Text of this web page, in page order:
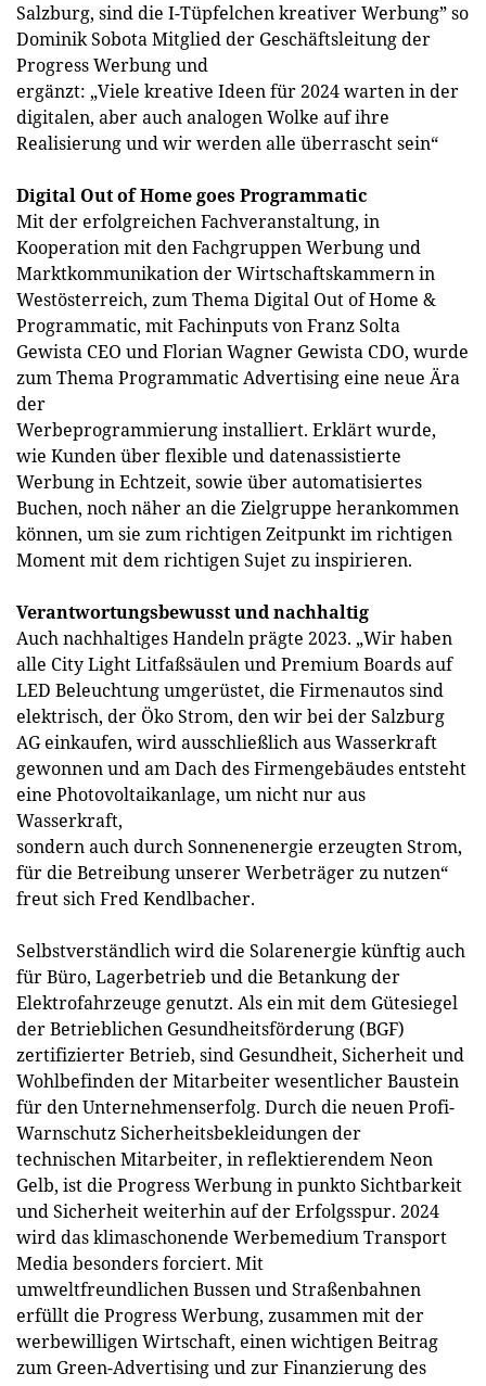
Salzburg, sind die I-Tüpfelchen kreativer Werbung” so
Dominik Sobota Mitglied der Geschäftsleitung der
Progress Werbung und
ergänzt: „Viele kreative Ideen für 2024 warten in der
digitalen, aber auch analogen Wolke auf ihre
Realisierung und wir werden alle überrascht sein“
Digital Out of Home goes Programmatic
Mit der erfolgreichen Fachveranstaltung, in
Kooperation mit den Fachgruppen Werbung und
Marktkommunikation der Wirtschaftskammern in
Westösterreich, zum Thema Digital Out of Home &
Programmatic, mit Fachinputs von Franz Solta
Gewista CEO und Florian Wagner Gewista CDO, wurde
zum Thema Programmatic Advertising eine neue Ära
der
Werbeprogrammierung installiert. Erklärt wurde,
wie Kunden über flexible und datenassistierte
Werbung in Echtzeit, sowie über automatisiertes
Buchen, noch näher an die Zielgruppe herankommen
können, um sie zum richtigen Zeitpunkt im richtigen
Moment mit dem richtigen Sujet zu inspirieren.
Verantwortungsbewusst und nachhaltig
Auch nachhaltiges Handeln prägte 2023. „Wir haben
alle City Light Litfaßsäulen und Premium Boards auf
LED Beleuchtung umgerüstet, die Firmenautos sind
elektrisch, der Öko Strom, den wir bei der Salzburg
AG einkaufen, wird ausschließlich aus Wasserkraft
gewonnen und am Dach des Firmengebäudes entsteht
eine Photovoltaikanlage, um nicht nur aus
Wasserkraft,
sondern auch durch Sonnenenergie erzeugten Strom,
für die Betreibung unserer Werbeträger zu nutzen“
freut sich Fred Kendlbacher.
Selbstverständlich wird die Solarenergie künftig auch
für Büro, Lagerbetrieb und die Betankung der
Elektrofahrzeuge genutzt. Als ein mit dem Gütesiegel
der Betrieblichen Gesundheitsförderung (BGF)
zertifizierter Betrieb, sind Gesundheit, Sicherheit und
Wohlbefinden der Mitarbeiter wesentlicher Baustein
für den Unternehmenserfolg. Durch die neuen Profi-
Warnschutz Sicherheitsbekleidungen der
technischen Mitarbeiter, in reflektierendem Neon
Gelb, ist die Progress Werbung in punkto Sichtbarkeit
und Sicherheit weiterhin auf der Erfolgsspur. 2024
wird das klimaschonende Werbemedium Transport
Media besonders forciert. Mit
umweltfreundlichen Bussen und Straßenbahnen
erfüllt die Progress Werbung, zusammen mit der
werbewilligen Wirtschaft, einen wichtigen Beitrag
zum Green-Advertising und zur Finanzierung des